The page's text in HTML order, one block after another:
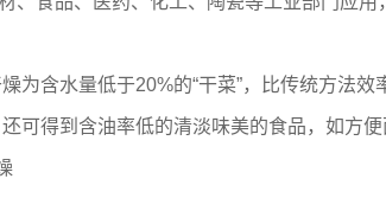
含水量低于20%的“干菜”，比传统方法效
可得到含油率低的清淡味美的食品，如方便